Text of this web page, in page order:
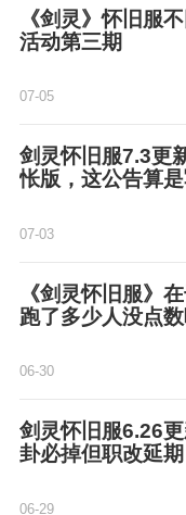
《剑灵》怀旧服
活动第三期
07-05
剑灵怀旧服7.3更
怅版，这公告算
07-03
《剑灵怀旧服》
跑了多少人没点数
06-30
剑灵怀旧服6.26
卦必掉但职改延
06-29